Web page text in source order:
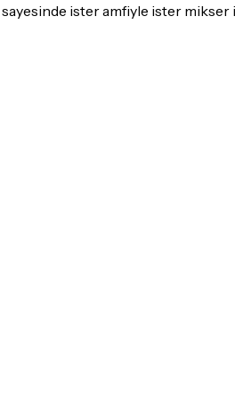
Satın almış olduğunuz ürünü
ister amfiyle ister mikser